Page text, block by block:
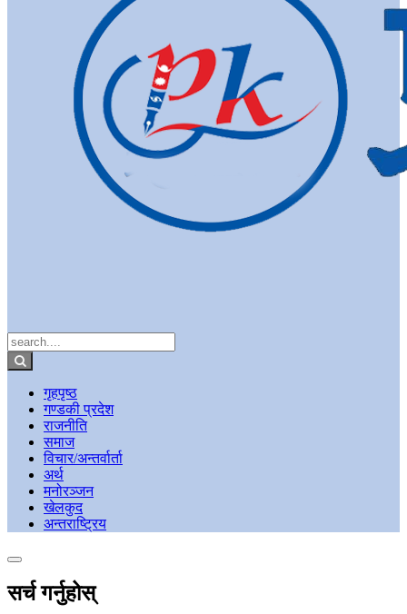
गृहपृष्ठ
गण्डकी प्रदेश
राजनीति
समाज
विचार/अन्तर्वार्ता
अर्थ
मनोरञ्जन
खेलकुद
अन्तराष्ट्रिय
सर्च गर्नुहोस्